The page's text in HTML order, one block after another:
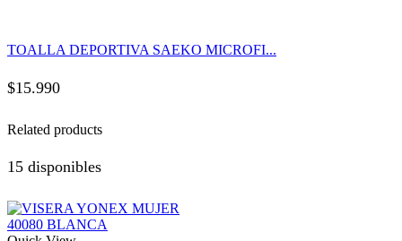
TOALLA DEPORTIVA SAEKO MICROFI...
$15.990
Related products
15 disponibles